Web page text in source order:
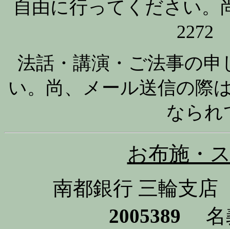
自由に行ってください。
2272
法話・講演・ご法事の
い。尚、メール送信の際
なられ
お布施・
南都銀行 三輪支
2005389